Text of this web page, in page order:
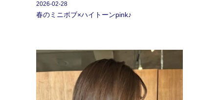
2026-02-28
春のミニボブ×ハイトーンpink♪